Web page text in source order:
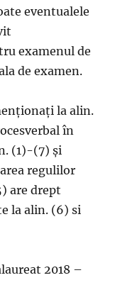
eventualele
examenul de
de examen.
la alin.
în
(1)-(7) și
regulilor
are drept
la alin. (6) si
2018 –